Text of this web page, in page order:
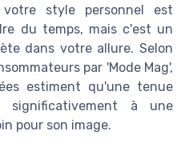
style personnel est
du temps, mais c'est un
dans votre allure. Selon
par 'Mode Mag',
estiment qu'une tenue
significativement à une
pour son image.